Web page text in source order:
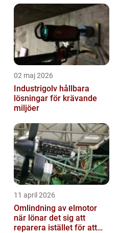
02 maj 2026
Industrigolv hållbara
lösningar för krävande
miljöer
11 april 2026
Omlindning av elmotor
när lönar det sig att
reparera istället för att